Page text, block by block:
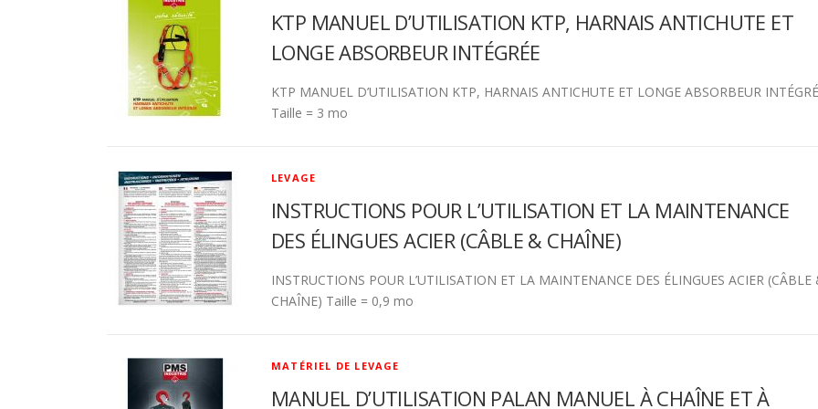
KTP MANUEL D’UTILISATION KTP, HARNAIS ANTICHUTE ET
LONGE ABSORBEUR INTÉGRÉE
KTP MANUEL D’UTILISATION KTP, HARNAIS ANTICHUTE ET LONGE ABSORBEUR
Taille = 3 mo
LEVAGE
INSTRUCTIONS POUR L’UTILISATION ET LA MAINTENANCE
DES ÉLINGUES ACIER (CÂBLE & CHAÎNE)
INSTRUCTIONS POUR L’UTILISATION ET LA MAINTENANCE DES ÉLINGUES ACIER (CÂBLE
CHAÎNE) Taille = 0,9 mo
MATÉRIEL DE LEVAGE
MANUEL D’UTILISATION PALAN MANUEL À CHAÎNE ET À